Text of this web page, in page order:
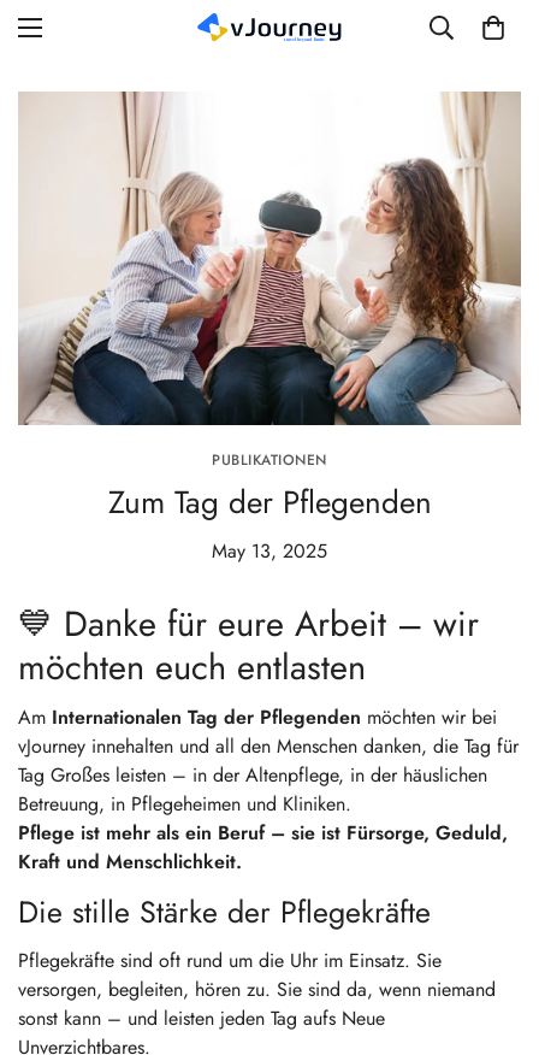
PUBLIKATIONEN
Zum Tag der Pflegenden
May 13, 2025
💙 Danke für eure Arbeit – wir
möchten euch entlasten
Am Internationalen Tag der Pflegenden möchten wir bei
vJourney innehalten und all den Menschen danken, die Tag für
Tag Großes leisten – in der Altenpflege, in der häuslichen
Betreuung, in Pflegeheimen und Kliniken.
Pflege ist mehr als ein Beruf – sie ist Fürsorge, Geduld,
Kraft und Menschlichkeit.
Die stille Stärke der Pflegekräfte
Pflegekräfte sind oft rund um die Uhr im Einsatz. Sie
versorgen, begleiten, hören zu. Sie sind da, wenn niemand
sonst kann – und leisten jeden Tag aufs Neue
Unverzichtbares.